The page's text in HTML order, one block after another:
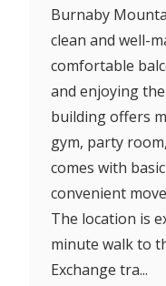
Burnaby
clean and well-
comfortable
and enjoying
building offers
gym, party
comes with
convenient
The location is
minute walk to
Exchange tra...